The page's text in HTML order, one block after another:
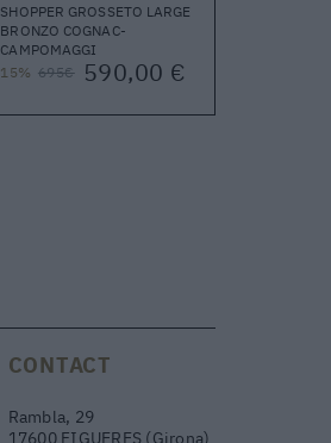
SHOPPER GROSSETO LARGE
BRONZO COGNAC-
CAMPOMAGGI
15% 695€ 590,00 €
CONTACT
Rambla, 29
17600 FIGUERES (Girona)